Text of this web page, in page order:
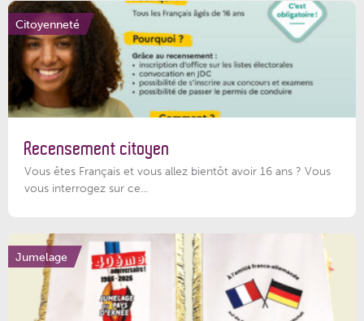
Citoyenneté
Recensement citoyen
Vous êtes Français et vous allez bientôt avoir 16 ans ? Vous
vous interrogez sur ce...
Jumelage